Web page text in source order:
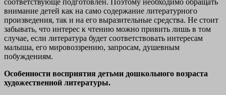
соответствующе подготовлен. Поэтому необходимо обращать
внимание детей как на само содержание литературного
произведения, так и на его выразительные средства. Не стоит
забывать, что интерес к чтению можно привить лишь в том
случае, если литература будет соответствовать интересам
малыша, его мировоззрению, запросам, душевным
побуждениям.
Особенности восприятия детьми дошкольного возраста
художественной литературы.